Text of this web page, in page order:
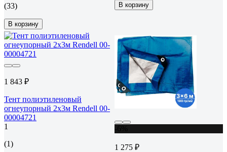
(33)
В корзину
В корзину
1 843 ₽
Тент полиэтиленовый
огнеупорный 2х3м Rendell 00-
00004721
1
(1)
1 275 ₽